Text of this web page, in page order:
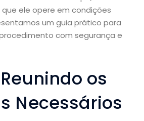
ele opere em condições
um guia prático para
com segurança e
os
Necessários